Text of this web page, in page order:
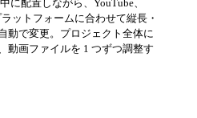
に配置しながら、YouTube、
ットフォームに合わせて縦長・
動で変更。プロジェクト全体に
動画ファイルを 1 つずつ調整す